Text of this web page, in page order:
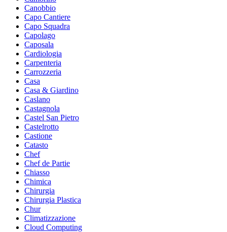
Canobbio
Capo Cantiere
Capo Squadra
Capolago
Caposala
Cardiologia
Carpenteria
Carrozzeria
Casa
Casa & Giardino
Caslano
Castagnola
Castel San Pietro
Castelrotto
Castione
Catasto
Chef
Chef de Partie
Chiasso
Chimica
Chirurgia
Chirurgia Plastica
Chur
Climatizzazione
Cloud Computing